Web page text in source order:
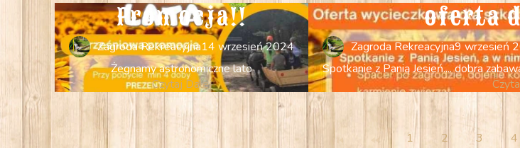
Promocja!!
Zagroda Rekreacyjna14 wrzesień 2024
Żegnamy astronomiczne lato
Czytaj Dalej
oferta
Zagroda Rekreacyjna9 wrzesień
Spotkanie z Panią Jesień.... dobra
1 2 3 4